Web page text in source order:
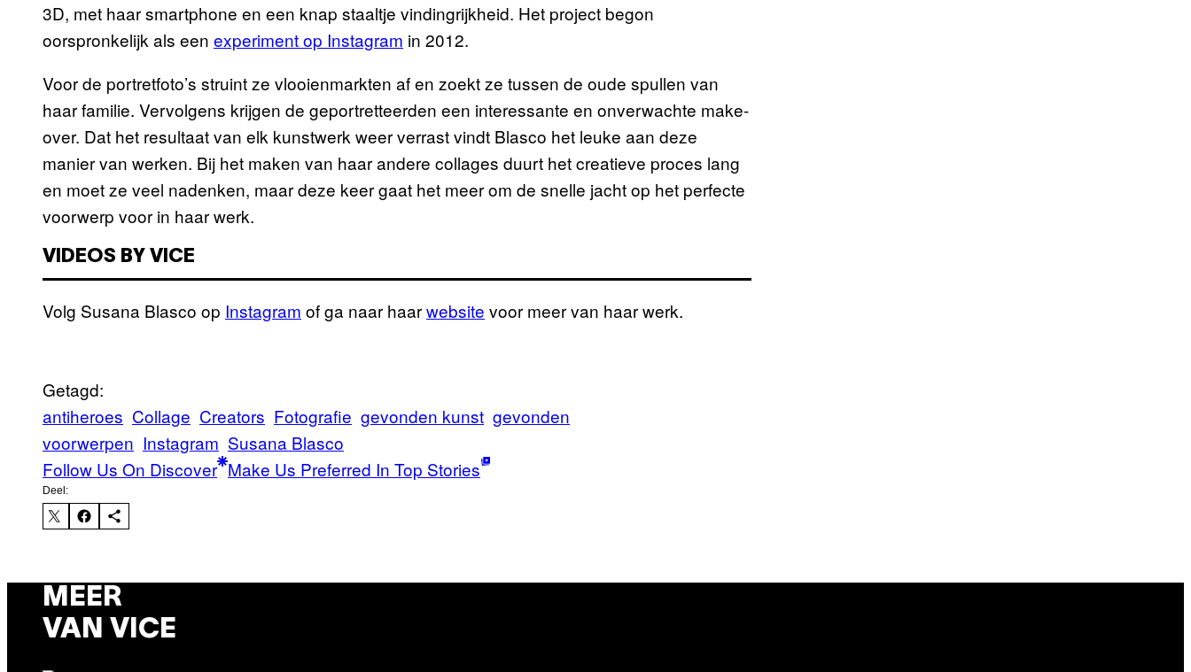
3D, met haar smartphone en een knap staaltje vindingrijkheid. Het project begon
oorspronkelijk als een experiment op Instagram in 2012.
Voor de portretfoto’s struint ze vlooienmarkten af en zoekt ze tussen de oude spullen van
haar familie. Vervolgens krijgen de geportretteerden een interessante en onverwachte make-
over. Dat het resultaat van elk kunstwerk weer verrast vindt Blasco het leuke aan deze
manier van werken. Bij het maken van haar andere collages duurt het creatieve proces lang
en moet ze veel nadenken, maar deze keer gaat het meer om de snelle jacht op het perfecte
voorwerp voor in haar werk.
VIDEOS BY VICE
Volg Susana Blasco op Instagram of ga naar haarwebsite voor meer van haar werk.
Getagd:
antiheroes Collage Creators Fotografie gevonden kunst gevonden
voorwerpen Instagram Susana Blasco
Follow Us On Discover Make Us Preferred In Top Stories
Deel:
MEER
VAN VICE